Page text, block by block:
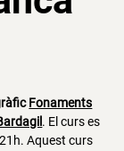
Fonaments
. El curs es
Aquest curs